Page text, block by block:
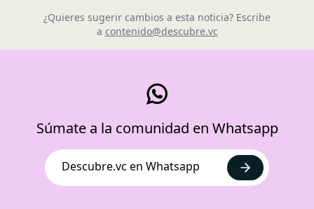
¿Quieres sugerir cambios a esta noticia? Escribe
a contenido@descubre.vc
Súmate a la comunidad en Whatsapp
Descubre.vc en Whatsapp